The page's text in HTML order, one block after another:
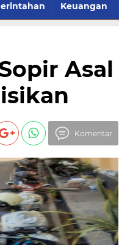
Keuangan
Asal
Komentar